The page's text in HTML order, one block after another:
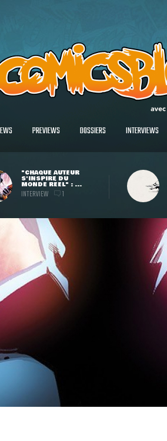
PREVIEWS DOSSIERS INTERVIEWS
"CHAQUE AUTEUR
S'INSPIRE DU
MONDE RÉEL" : ...
INTERVIEW 1